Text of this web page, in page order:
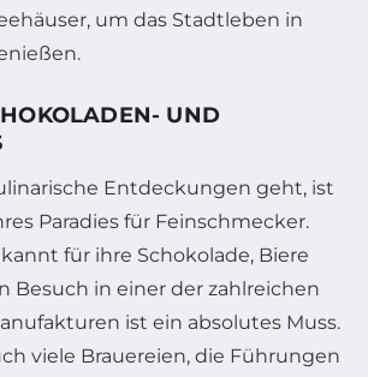
um das Stadtleben in
UND
Entdeckungen geht, ist
Paradies für Feinschmecker.
für ihre Schokolade, Biere
Besuch in einer der zahlreichen
ist ein absolutes Muss.
viele Brauereien, die Führungen